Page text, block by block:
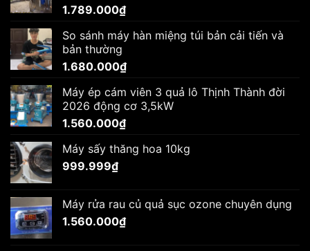
1.789.000₫
So sánh máy hàn miệng túi bản cải tiến và
bản thường
1.680.000₫
Máy ép cám viên 3 quả lô Thịnh Thành đời
2026 động cơ 3,5kW
1.560.000₫
Máy sấy thăng hoa 10kg
999.999₫
Máy rửa rau củ quả sục ozone chuyên dụng
1.560.000₫